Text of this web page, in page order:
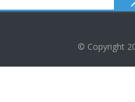
© Copyright